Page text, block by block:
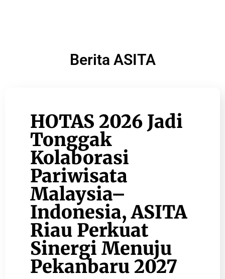
Berita ASITA
HOTAS 2026 Jadi
Tonggak
Kolaborasi
Pariwisata
Malaysia–
Indonesia, ASITA
Riau Perkuat
Sinergi Menuju
Pekanbaru 2027